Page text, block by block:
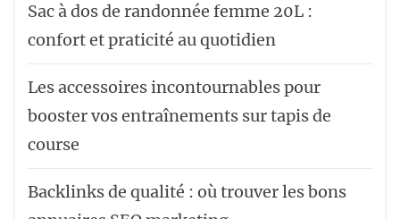
Sac à dos de randonnée femme 20L :
confort et praticité au quotidien
Les accessoires incontournables pour
booster vos entraînements sur tapis de
course
Backlinks de qualité : où trouver les bons